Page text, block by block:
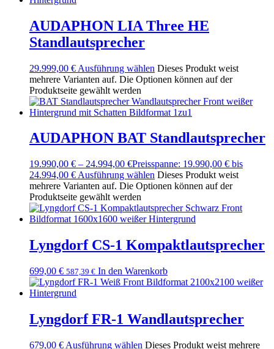
AUDAPHON LIA Three HE
Standlautsprecher
29.999,00 € Ausführung wählen Dieses Produkt weist
mehrere Varianten auf. Die Optionen können auf der
Produktseite gewählt werden
AUDAPHON BAT Standlautsprecher
19.990,00 € – 24.994,00 €Preisspanne: 19.990,00 € bis
24.994,00 € Ausführung wählen Dieses Produkt weist
mehrere Varianten auf. Die Optionen können auf der
Produktseite gewählt werden
Lyngdorf CS-1 Kompaktlautsprecher
699,00 € 587,39 € In den Warenkorb
Lyngdorf FR-1 Wandlautsprecher
679,00 € Ausführung wählen Dieses Produkt weist mehrere